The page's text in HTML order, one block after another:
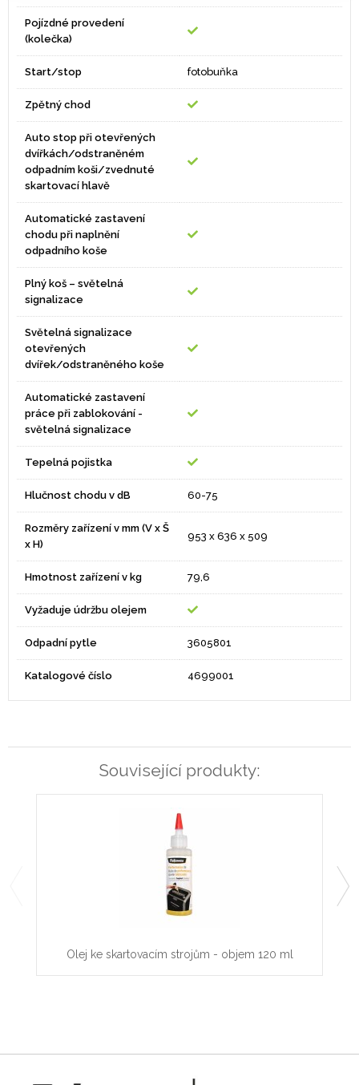
Pojízdné provedení
(kolečka)
Start/stop fotobuňka
Zpětný chod
Auto stop při otevřených
dvířkách/odstraněném
odpadním koši/zvednuté
skartovací hlavě
Automatické zastavení
chodu při naplnění
odpadního koše
Plný koš – světelná
signalizace
Světelná signalizace
otevřených
dvířek/odstraněného koše
Automatické zastavení
práce při zablokování -
světelná signalizace
Tepelná pojistka
Hlučnost chodu v dB 60-75
Rozměry zařízení v mm (V x Š
x H)
953 x 636 x 509
Hmotnost zařízení v kg 79,6
Vyžaduje údržbu olejem
Odpadní pytle 3605801
Katalogové číslo 4699001
Související produkty:
Olej ke skartovacím strojům - objem 120 ml